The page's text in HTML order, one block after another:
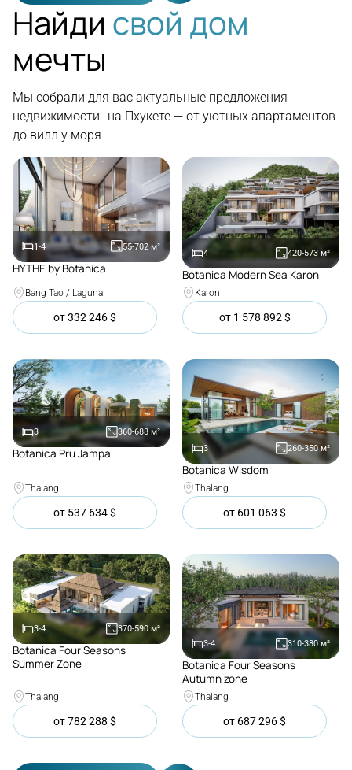
Найди свой дом
мечты
Мы собрали для вас актуальные предложения
недвижимости на Пхукете — от уютных апартаментов
до вилл у моря
1-4 55-702 м²
Покупка
HYTHE by Botanica
Bang Tao / Laguna
от332 246$
4 420-573 м²
Botanica Modern Sea Karon
Karon
от 1 578 892 $
3 360-688 м²
Botanica Pru Jampa
Thalang
от 537 634$
3 260-350 м²
Botanica Wisdom
Thalang
от 601 063 $
3-4 370-590 м²
Покупка
Botanica Four Seasons
Summer Zone
Thalang
от782 288 $
3-4 310-380 м²
Покупка
Botanica Four Seasons
Autumn zone
Thalang
от 687 296$